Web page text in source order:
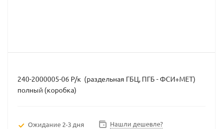
240-2000005-06 Р/к (раздельная ГБЦ, ПГБ - ФСИ+МЕТ)
полный (коробка)
Ожидание 2-3 дня Нашли дешевле?